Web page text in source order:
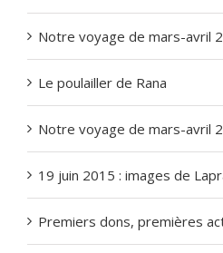
Notre voyage de mars-avril
Le poulailler de Rana
Notre voyage de mars-avril
19 juin 2015 : images de
Premiers dons, premières